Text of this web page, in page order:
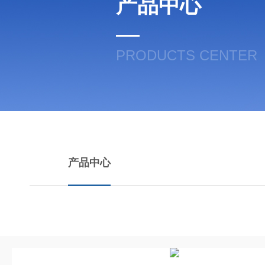
产品中心
PRODUCTS CENTER
产品中心